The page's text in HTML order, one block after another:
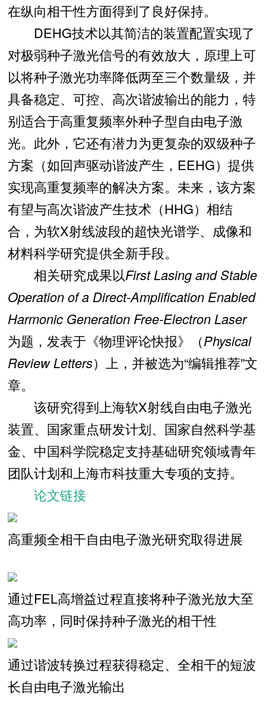
在纵向相干性方面得到了良好保持。
DEHG技术以其简洁的装置配置实现了
对极弱种子激光信号的有效放大，原理上可
以将种子激光功率降低两至三个数量级，并
具备稳定、可控、高次谐波输出的能力，特
别适合于高重复频率外种子型自由电子激
光。此外，它还有潜力为更复杂的双级种子
方案（如回声驱动谐波产生，EEHG）提供
实现高重复频率的解决方案。未来，该方案
有望与高次谐波产生技术（HHG）相结
合，为软X射线波段的超快光谱学、成像和
材料科学研究提供全新手段。
相关研究成果以First Lasing and Stable
Operation of a Direct-Amplification Enabled
Harmonic Generation Free-Electron Laser
为题，发表于《物理评论快报》（Physical
Review Letters）上，并被选为“编辑推荐”文
章。
该研究得到上海软X射线自由电子激光
装置、国家重点研发计划、国家自然科学基
金、中国科学院稳定支持基础研究领域青年
团队计划和上海市科技重大专项的支持。
论文链接
高重频全相干自由电子激光研究取得进展
通过FEL高增益过程直接将种子激光放大至
高功率，同时保持种子激光的相干性
通过谐波转换过程获得稳定、全相干的短波
长自由电子激光输出